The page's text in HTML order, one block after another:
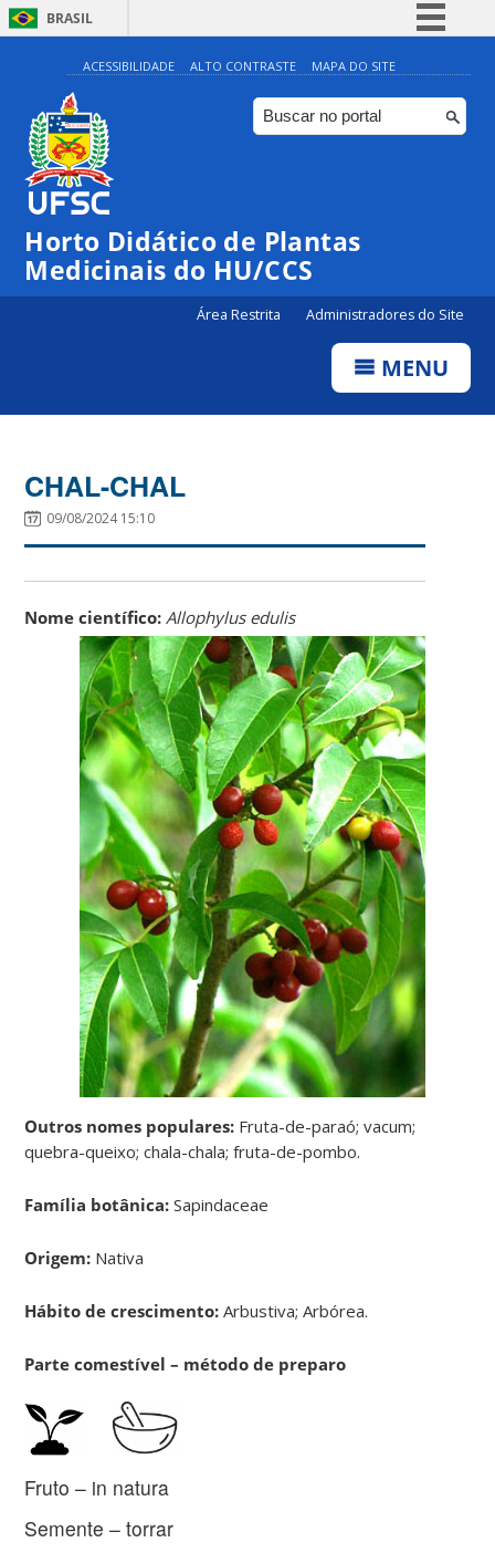
BRASIL
Simplifique!
Comunica BR
Participe
Canais
ACESSIBILIDADE ALTO CONTRASTE MAPA DO SITE
Horto Didático de Plantas
Medicinais do HU/CCS
Área Restrita Administradores do Site
MENU
CHAL-CHAL
09/08/2024 15:10
Nome científico: Allophylus edulis
Outros nomes populares: Fruta-de-paraó; vacum;
quebra-queixo; chala-chala; fruta-de-pombo.
Família botânica: Sapindaceae
Origem: Nativa
Hábito de crescimento: Arbustiva; Arbórea.
Parte comestível – método de preparo
Fruto – in natura
Semente – torrar